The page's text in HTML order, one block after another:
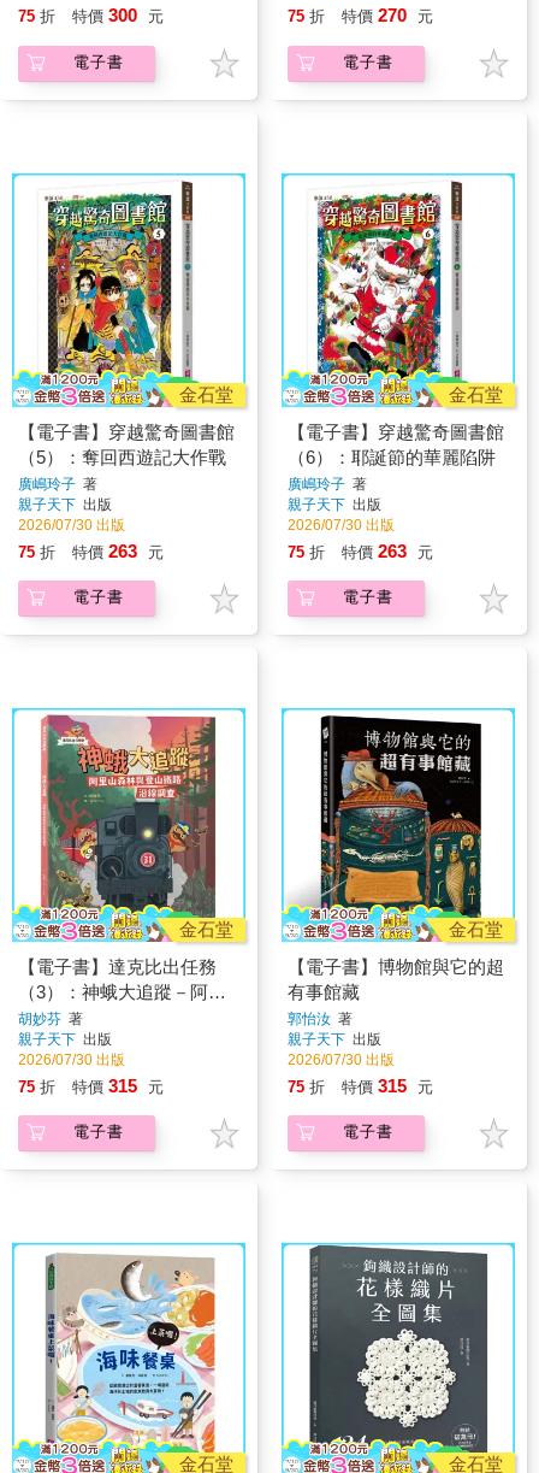
75 折 特價 300 元
電子書
75 折 特價 270 元
電子書
金石堂
【電子書】穿越驚奇圖書館
（5）：奪回西遊記大作戰
廣嶋玲子 著
親子天下 出版
2026/07/30 出版
75 折 特價 263 元
電子書
金石堂
【電子書】穿越驚奇圖書館
（6）：耶誕節的華麗陷阱
廣嶋玲子 著
親子天下 出版
2026/07/30 出版
75 折 特價 263 元
電子書
金石堂
【電子書】達克比出任務
（3）：神蛾大追蹤－阿里
山森林與登山鐵路沿線調查
胡妙芬 著
親子天下 出版
2026/07/30 出版
75 折 特價 315 元
電子書
金石堂
【電子書】博物館與它的超
有事館藏
郭怡汝 著
親子天下 出版
2026/07/30 出版
75 折 特價 315 元
電子書
金石堂 金石堂